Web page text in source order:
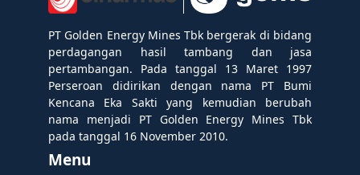
PT Golden Energy Mines Tbk bergerak di bidang
perdagangan hasil tambang dan jasa
pertambangan. Pada tanggal 13 Maret 1997
Perseroan didirikan dengan nama PT Bumi
Kencana Eka Sakti yang kemudian berubah
nama menjadi PT Golden Energy Mines Tbk
pada tanggal 16 November 2010.
Menu